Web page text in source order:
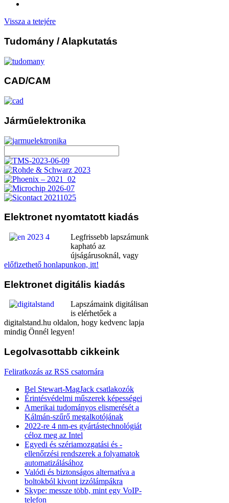
Vissza a tetejére
Tudomány / Alapkutatás
CAD/CAM
Járműelektronika
Elektronet nyomtatott kiadás
Legfrissebb lapszámunk
kapható az
újságárusoknál, vagy
előfizethető honlapunkon, itt!
Elektronet digitális kiadás
Lapszámaink digitálisan
is elérhetőek a
digitalstand.hu oldalon, hogy kedvenc lapja
mindig Önnél legyen!
Legolvasottabb cikkeink
Feliratkozás az RSS csatornára
Bel Stewart-MagJack csatlakozók
Érintésvédelmi műszerek képességei
Amerikai tudományos elismerését a
Kálmán-szűrő megalkotójának
2022-re 4 nm-es gyártástechnológiát
céloz meg az Intel
Egyedi és szériamozgatási és -
ellenőrzési rendszerek a folyamatok
automatizálásához
Valódi és biztonságos alternatíva a
boltokból kivont izzólámpákra
Skype: messze több, mint egy VoIP-
telefon